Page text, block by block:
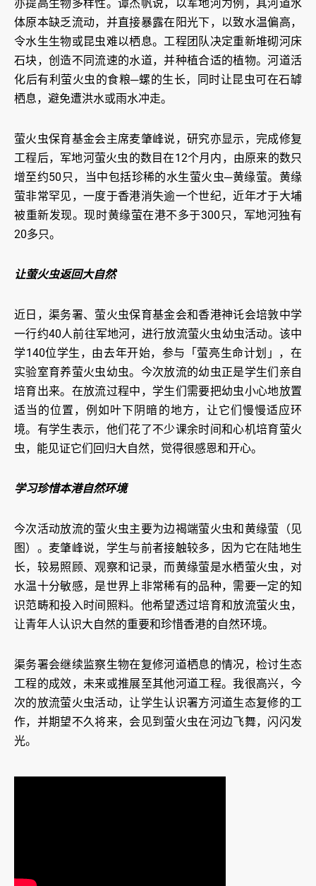
亦提高生物多样性。谭杰帆说，以军地河为例，其河道水
体原本缺乏流动，并直接暴露在阳光下，以致水温偏高，
令水生生物或昆虫难以栖息。工程团队决定重新堆砌河床
石块，创造不同流速的水道，并种植合适的植物。河道活
化后有利萤火虫的食粮─螺的生长，同时让昆虫可在石罅
栖息，避免遭洪水或雨水冲走。
萤火虫保育基金会主席麦肇峰说，研究亦显示，完成修复
工程后，军地河萤火虫的数目在12个月内，由原来的数只
增至约50只，当中包括珍稀的水生萤火虫─黄缘萤。黄缘
萤非常罕见，一度于香港消失逾一个世纪，近年才于大埔
被重新发现。现时黄缘萤在港不多于300只，军地河独有
20多只。
让萤火虫返回大自然
近日，渠务署、萤火虫保育基金会和香港神讬会培敦中学
一行约40人前往军地河，进行放流萤火虫幼虫活动。该中
学140位学生，由去年开始，参与「萤亮生命计划」，在
实验室育养萤火虫幼虫。今次放流的幼虫正是学生们亲自
培育出来。在放流过程中，学生们需要把幼虫小心地放置
适当的位置，例如叶下阴暗的地方，让它们慢慢适应环
境。有学生表示，他们花了不少课余时间和心机培育萤火
虫，能见证它们回归大自然，觉得很感恩和开心。
学习珍惜本港自然环境
今次活动放流的萤火虫主要为边褐端萤火虫和黄缘萤（见
图）。麦肇峰说，学生与前者接触较多，因为它在陆地生
长，较易照顾、观察和记录，而黄缘萤是水栖萤火虫，对
水温十分敏感，是世界上非常稀有的品种，需要一定的知
识范畴和投入时间照料。他希望透过培育和放流萤火虫，
让青年人认识大自然的重要和珍惜香港的自然环境。
渠务署会继续监察生物在复修河道栖息的情况，检讨生态
工程的成效，未来或推展至其他河道工程。我很高兴，今
次的放流萤火虫活动，让学生认识署方河道生态复修的工
作，并期望不久将来，会见到萤火虫在河边飞舞，闪闪发
光。